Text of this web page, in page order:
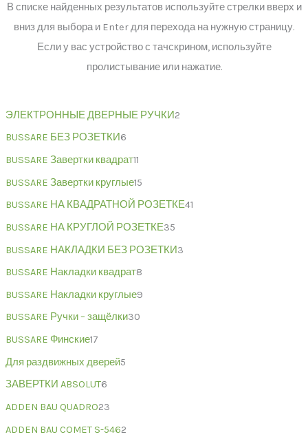
В списке найденных результатов используйте стрелки вверх и
вниз для выбора и Enter для перехода на нужную страницу.
Если у вас устройство с тачскрином, используйте
пролистывание или нажатие.
ЭЛЕКТРОННЫЕ ДВЕРНЫЕ РУЧКИ2
BUSSARE БЕЗ РОЗЕТКИ6
BUSSARE Завертки квадрат11
BUSSARE Завертки круглые15
BUSSARE НА КВАДРАТНОЙ РОЗЕТКЕ41
BUSSARE НА КРУГЛОЙ РОЗЕТКЕ35
BUSSARE НАКЛАДКИ БЕЗ РОЗЕТКИ3
BUSSARE Накладки квадрат8
BUSSARE Накладки круглые9
BUSSARE Ручки – защёлки30
BUSSARE Финские17
Для раздвижных дверей5
ЗАВЕРТКИ ABSOLUT6
ADDEN BAU QUADRO23
ADDEN BAU COMET S-5462